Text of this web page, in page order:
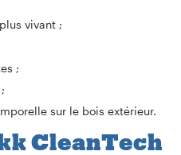
vivant ;
;
sur le bois extérieur.
CleanTech